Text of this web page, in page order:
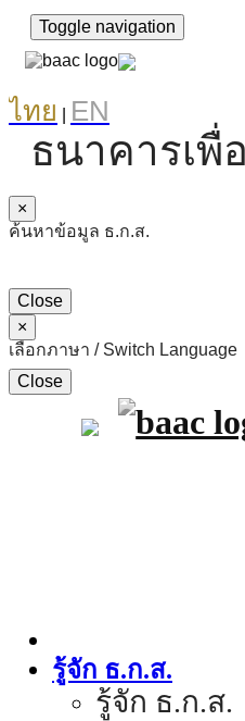
Toggle navigation
ไทย EN
ธนาคารเพื่
×
ค้นหาข้อมูล ธ.ก.ส.
Close
×
เลือกภาษา / Switch Language
Close
รู้จัก ธ.ก.ส.
รู้จัก ธ.ก.ส.